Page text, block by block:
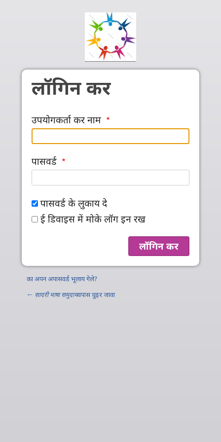
लॉगिन कर
उपयोगकर्ता कर नाम
पासवर्ड
पासवर्ड के लुकाय दे
ई डिवाइस में मोके लॉग इन रख
का अपन अपासवर्ड भूलाय गेले?
← सादरी भाषा समुदायवपास घुइर जावा